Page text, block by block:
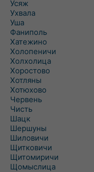
Усяж
Ухвала
Уша
Фаниполь
Хатежино
Холопеничи
Холхолица
Хоростово
Хотляны
Хотюхово
Червень
Чисть
Шацк
Шершуны
Шиловичи
Щитковичи
Щитомиричи
Щомыслица